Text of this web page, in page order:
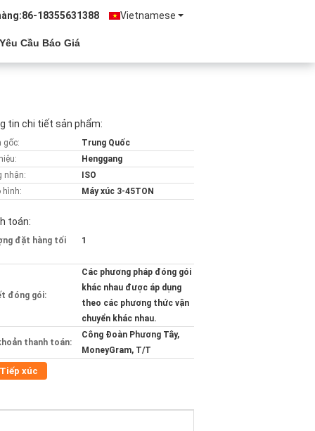
Vietnamese
86-18355631388
Yêu Cầu Báo Giá
tin chi tiết sản phẩm:
gốc:
Trung Quốc
Henggang
nhận:
ISO
hình:
Máy xúc 3-45TON
toán:
đặt hàng tối 1
đóng gói:
Các phương pháp đóng gói
khác nhau được áp dụng
theo các phương thức vận
chuyển khác nhau.
thanh toán:
Công Đoàn Phương Tây,
MoneyGram, T/T
Tiếp xúc